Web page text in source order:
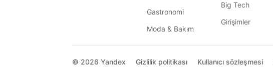
Gastronomi
Moda & Bakım
Big Tech
Girişimler
© 2026 Yandex Gizlilik politikası Kullanıcı sözleşmesi